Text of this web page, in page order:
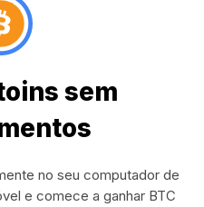
sem
no seu computador de
e comece a ganhar BTC